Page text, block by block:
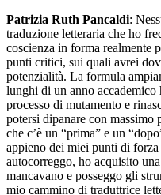
Patrizia Ruth Pancaldi:
traduzione letteraria che ho
coscienza in forma realmente
punti critici, sui quali avrei
potenzialità. La formula
lunghi di un anno accademico
processo di mutamento e
potersi dipanare con
che c’è un “prima” e un
appieno dei miei punti di
autocorreggo, ho acquisito
mancavano e posseggo gli
mio cammino di traduttrice